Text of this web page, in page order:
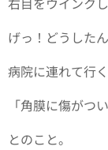
げっ！どうした
病院に連れて行
「角膜に傷がつ
とのこと。